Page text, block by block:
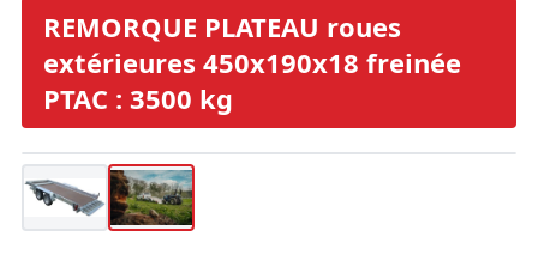
REMORQUE PLATEAU roues
extérieures 450x190x18 freinée
PTAC : 3500 kg